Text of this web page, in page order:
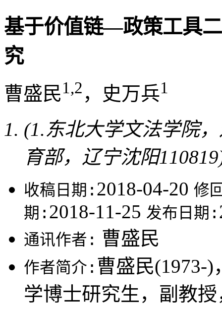
基于价值链—政策工具
究
曹盛民1,2 ，史万兵1
(1.东北大学文法学院
育部，辽宁沈阳
收稿日期: 2018-04-20 修
期: 2018-11-25 发布日期:
通讯作者: 曹盛民
作者简介: 曹盛民(1973-
学博士研究生，副教